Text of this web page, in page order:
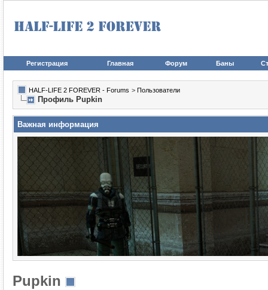
Регистрация Главная Форум Баны
HALF-LIFE 2 FOREVER - Forums > Пользователи
Профиль Puрkin
Важная информация
Puрkin